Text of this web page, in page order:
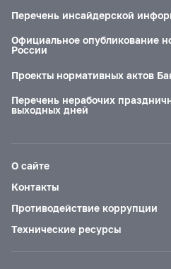
Перечень инсайдерской
Официальное опубликование
России
Проекты нормативных актов
Перечень нерабочих
выходных дней
О сайте
Контакты
Противодействие коррупции
Технические ресурсы